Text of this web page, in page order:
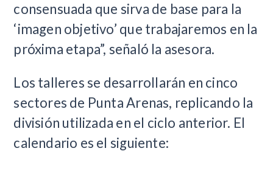
consensuada que sirva de base para la
‘imagen objetivo’ que trabajaremos en la
próxima etapa”, señaló la asesora.
​Los talleres se desarrollarán en cinco
sectores de Punta Arenas, replicando la
división utilizada en el ciclo anterior. El
calendario es el siguiente: